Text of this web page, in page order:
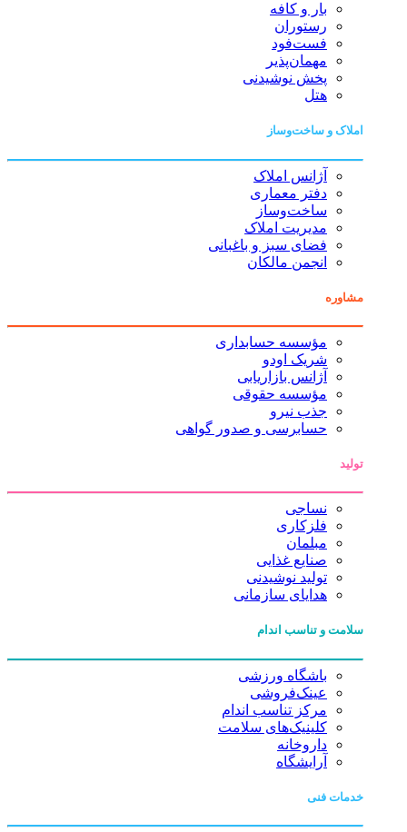
بار و کافه
رستوران
فست‌فود
مهمان‌پذیر
پخش نوشیدنی
هتل
املاک و ساخت‌وساز
آژانس املاک
دفتر معماری
ساخت‌وساز
مدیریت املاک
فضای سبز و باغبانی
انجمن مالکان
مشاوره
مؤسسه حسابداری
شریک اودو
آژانس بازاریابی
مؤسسه حقوقی
جذب نیرو
حسابرسی و صدور گواهی
تولید
نساجی
فلزکاری
مبلمان
صنایع غذایی
تولید نوشیدنی
هدایای سازمانی
سلامت و تناسب اندام
باشگاه ورزشی
عینک‌فروشی
مرکز تناسب اندام
کلینیک‌های سلامت
داروخانه
آرایشگاه
خدمات فنی